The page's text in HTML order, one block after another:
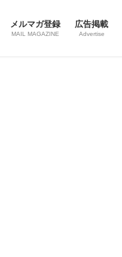
メルマガ登録
MAIL MAGAZINE
広告掲載
Advertise